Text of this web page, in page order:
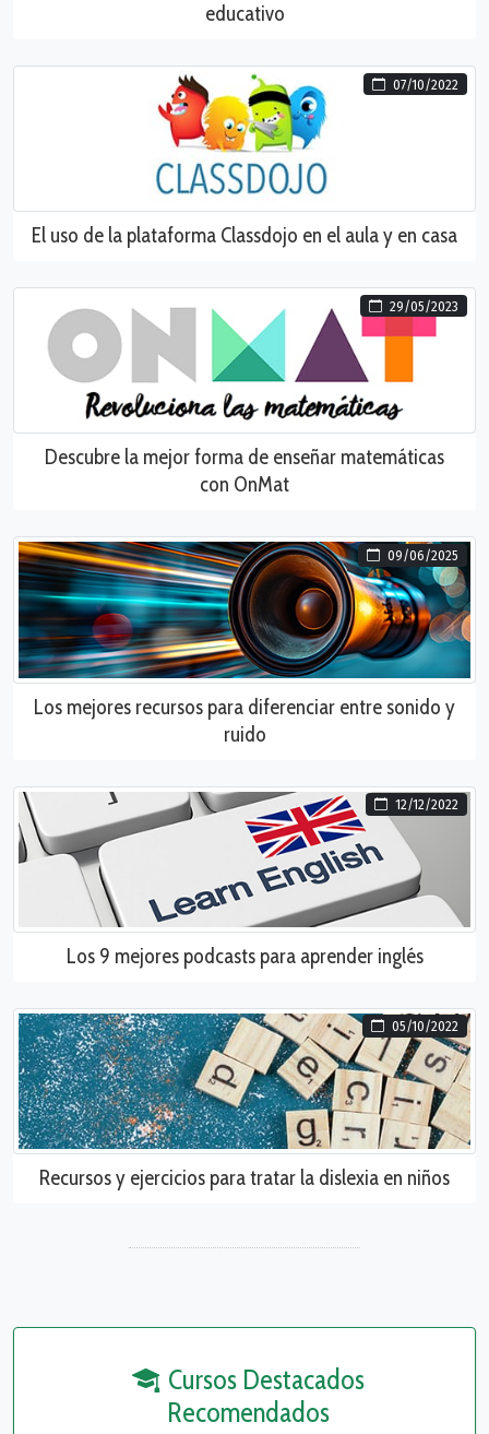
educativo
07/10/2022
El uso de la plataforma Classdojo en el aula y en casa
29/05/2023
Descubre la mejor forma de enseñar matemáticas
con OnMat
09/06/2025
Los mejores recursos para diferenciar entre sonido y
ruido
12/12/2022
Los 9 mejores podcasts para aprender inglés
05/10/2022
Recursos y ejercicios para tratar la dislexia en niños
Cursos Destacados
Recomendados